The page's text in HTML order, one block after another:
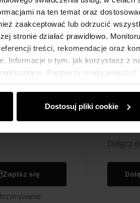
na ten temat oraz
zaakceptować lub odrzucić
stronie działać prawidłowo.
treści, rekomendacje oraz
Informacje o tym, jak korzystasz z
Partnerzy mogą
z ich usług.
Dostosuj pliki cookie
Zapisz się
Klub
Dołącz